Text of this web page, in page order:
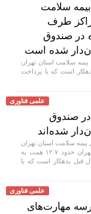
همتی بیمه سلامت
طرف
۱۳۰ گروه در صندوق
شده است
سلامت استان تهران
بدهکار است که با پرداخت
علمی فناوری
در صندوق
شده‌اند
بیمه سلامت استان تهران
گفت: بیمه سلامت استان تهران حدود ۱۲.۷ همت به
قبل بدهکار است که با
علمی فناوری
مهارت‌های